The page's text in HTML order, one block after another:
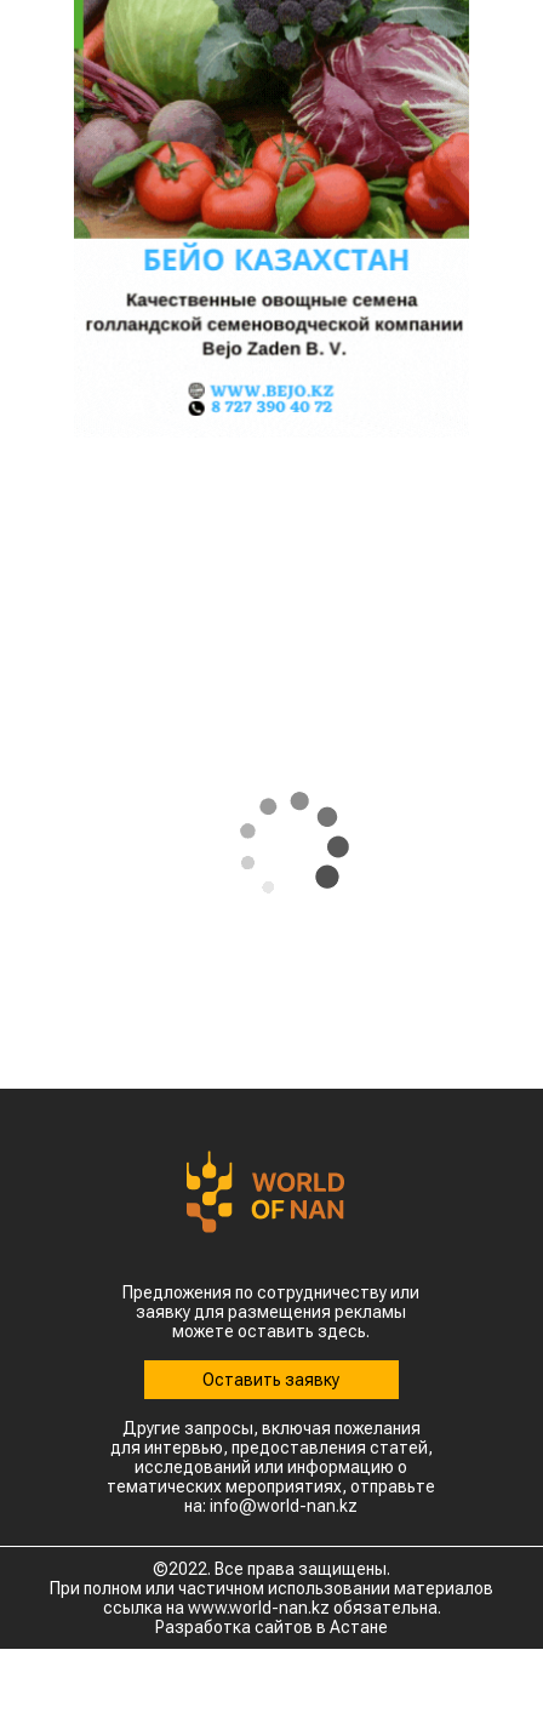
Предложения по сотрудничеству или
заявку для размещения рекламы
можете оставить здесь.
Оставить заявку
Другие запросы, включая пожелания
для интервью, предоставления статей,
исследований или информацию о
тематических мероприятиях, отправьте
на: info@world-nan.kz
©2022. Все права защищены.
При полном или частичном использовании материалов
ссылка на www.world-nan.kz обязательна.
Разработка сайтов в Астане